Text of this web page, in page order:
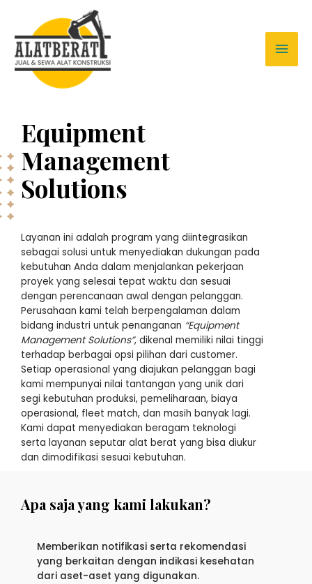
Equipment
Management
Solutions
Layanan ini adalah program yang diintegrasikan
sebagai solusi untuk menyediakan dukungan pada
kebutuhan Anda dalam menjalankan pekerjaan
proyek yang selesai tepat waktu dan sesuai
dengan perencanaan awal dengan pelanggan.
Perusahaan kami telah berpengalaman dalam
bidang industri untuk penanganan “Equipment
Management Solutions”, dikenal memiliki nilai tinggi
terhadap berbagai opsi pilihan dari customer.
Setiap operasional yang diajukan pelanggan bagi
kami mempunyai nilai tantangan yang unik dari
segi kebutuhan produksi, pemeliharaan, biaya
operasional, fleet match, dan masih banyak lagi.
Kami dapat menyediakan beragam teknologi
serta layanan seputar alat berat yang bisa diukur
dan dimodifikasi sesuai kebutuhan.
Apa saja yang kami lakukan?
Memberikan notifikasi serta rekomendasi
yang berkaitan dengan indikasi kesehatan
dari aset-aset yang digunakan.